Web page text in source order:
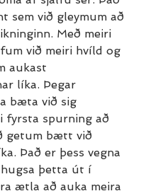
sem við gleymum að
Með meiri
við meiri hvíld og
aukast
líka. Þegar
bæta við sig
spurning að
getum bætt við
Það er þess vegna
þetta út í
ætla að auka meira